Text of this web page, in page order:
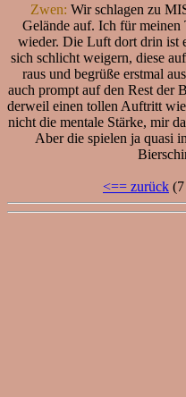
Zwen: Wir schlagen zu
Gelände auf. Ich für meinen
wieder. Die Luft dort drin ist
sich schlicht weigern, diese
raus und begrüße erstmal
auch prompt auf den Rest der
derweil einen tollen Auftritt
nicht die mentale Stärke, mir
Aber die spielen ja quasi
<== zurück